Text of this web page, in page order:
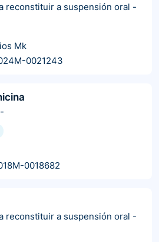
reconstituir a suspensión oral -
Mk
0021243
-
0018682
reconstituir a suspensión oral -